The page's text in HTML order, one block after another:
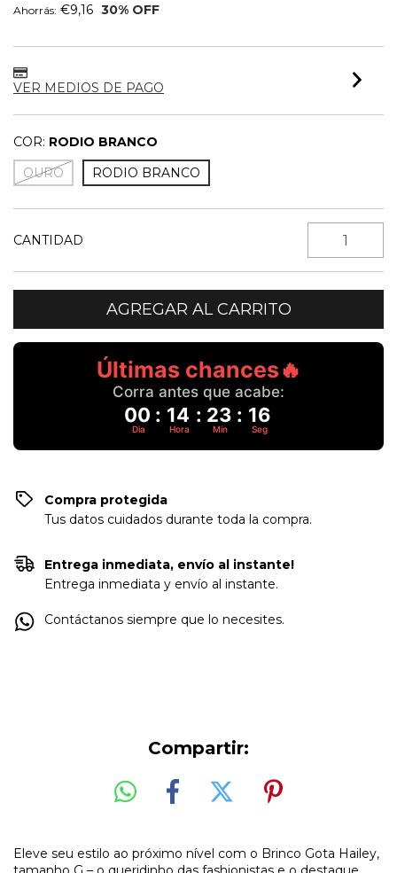
Ahorrás: €9,16 30% OFF
VER MEDIOS DE PAGO
COR: RODIO BRANCO
OURO
RODIO BRANCO
CANTIDAD
Últimas chances🔥
Corra antes que acabe:
00 : 14 : 23 : 16
Dia Hora Min Seg
Compra protegida
Tus datos cuidados durante toda la compra.
Entrega inmediata, envío al instante!
Entrega inmediata y envío al instante.
Contáctanos siempre que lo necesites.
Compartir:
Eleve seu estilo ao próximo nível com o Brinco Gota Hailey,